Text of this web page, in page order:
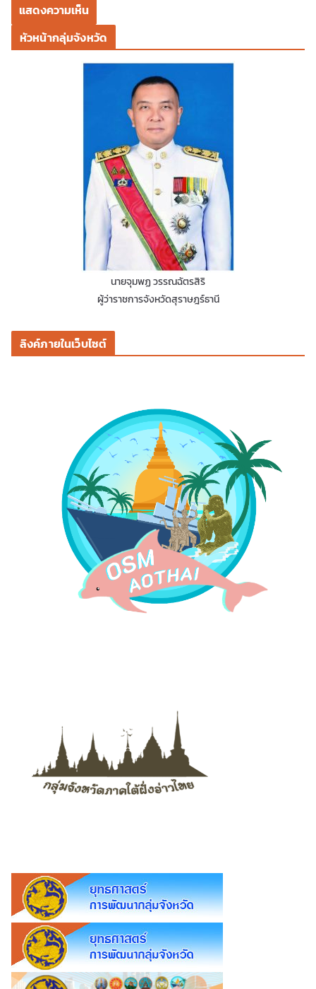
หัวหน้ากลุ่มจังหวัด
นายจุมพฏ วรรณฉัตรสิริ
ผู้ว่าราชการจังหวัดสุราษฎร์ธานี
ลิงค์ภายในเว็บไซต์